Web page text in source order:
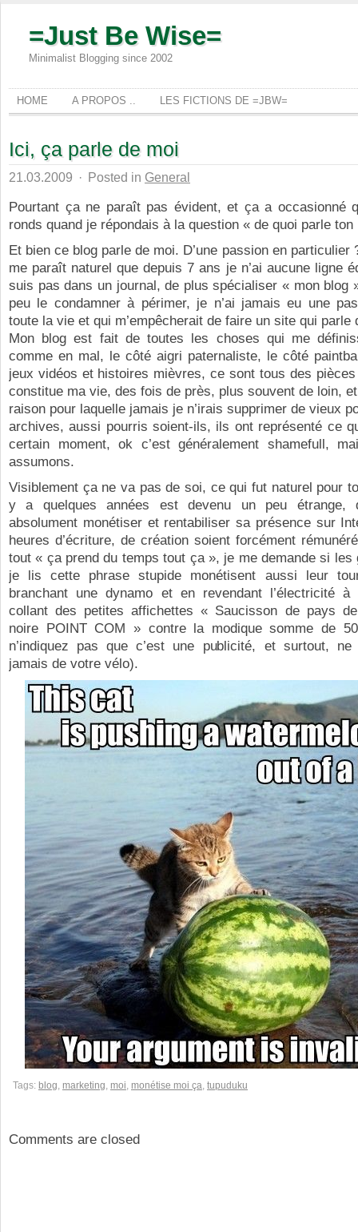
=Just Be Wise=
Minimalist Blogging since 2002
HOME A PROPOS .. LES FICTIONS DE =JBW=
Ici, ça parle de moi
21.03.2009 · Posted in General
Pourtant ça ne paraît pas évident, et ça a occasionné
ronds quand je répondais à la question « de quoi parle ton
Et bien ce blog parle de moi. D’une passion en particulier
me paraît naturel que depuis 7 ans je n’ai aucune ligne
suis pas dans un journal, de plus spécialiser « mon blog
peu le condamner à périmer, je n’ai jamais eu une
toute la vie et qui m’empêcherait de faire un site qui parle
Mon blog est fait de toutes les choses qui me
comme en mal, le côté aigri paternaliste, le côté
jeux vidéos et histoires mièvres, ce sont tous des
constitue ma vie, des fois de près, plus souvent de loin,
raison pour laquelle jamais je n’irais supprimer de vieux
archives, aussi pourris soient-ils, ils ont représenté ce
certain moment, ok c’est généralement shamefull,
assumons.
Visiblement ça ne va pas de soi, ce qui fut naturel pour
y a quelques années est devenu un peu étrange,
absolument monétiser et rentabiliser sa présence sur
heures d’écriture, de création soient forcément
tout « ça prend du temps tout ça », je me demande si les
je lis cette phrase stupide monétisent aussi leur
branchant une dynamo et en revendant l’électricité
collant des petites affichettes « Saucisson de pays
noire POINT COM » contre la modique somme de
n’indiquez pas que c’est une publicité, et surtout,
jamais de votre vélo).
Tags: blog, marketing, moi, monétise moi ça, tupuduku
Comments are closed